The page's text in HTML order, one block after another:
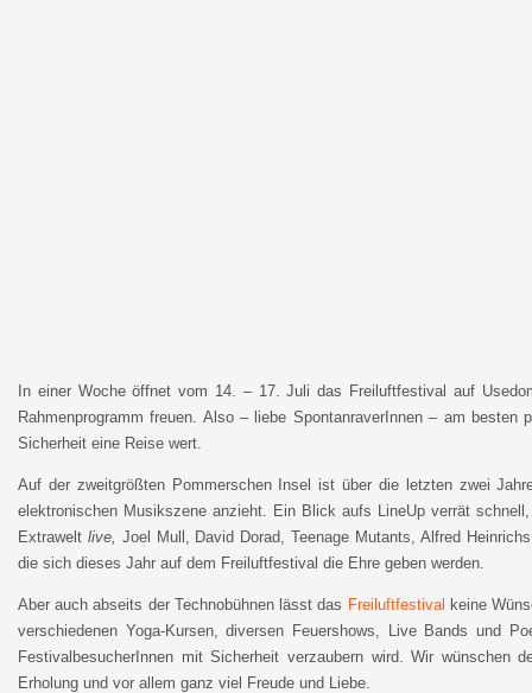
In einer Woche öffnet vom 14. – 17. Juli das Freiluftfestival auf
Rahmenprogramm freuen. Also – liebe SpontanraverInnen – am
Sicherheit eine Reise wert.
Auf der zweitgrößten Pommerschen Insel ist über die letzten zwei
elektronischen Musikszene anzieht. Ein Blick aufs LineUp verrät
Extrawelt live, Joel Mull, David Dorad, Teenage Mutants, Alfred
die sich dieses Jahr auf dem Freiluftfestival die Ehre geben werden.
Aber auch abseits der Technobühnen lässt das Freiluftfestival keine
verschiedenen Yoga-Kursen, diversen Feuershows, Live Bands und
FestivalbesucherInnen mit Sicherheit verzaubern wird. Wir wünschen
Erholung und vor allem ganz viel Freude und Liebe.